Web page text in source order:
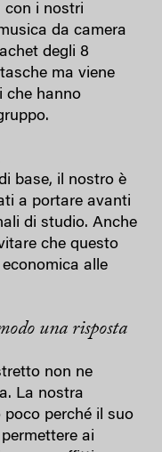
con i nostri
da camera
degli 8
ma viene
che hanno
base, il nostro è
a portare avanti
di studio. Anche
che questo
alle
una risposta
non ne
La nostra
perché il suo
ai